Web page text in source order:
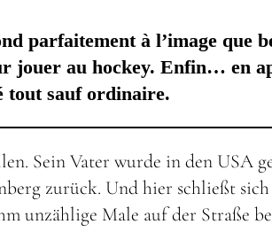
parfaitement à l’image que
jouer au hockey. Enfin… en
tout sauf ordinaire.
Sein Vater wurde in den USA
zurück. Und hier schließt
unzählige Male auf der Straße